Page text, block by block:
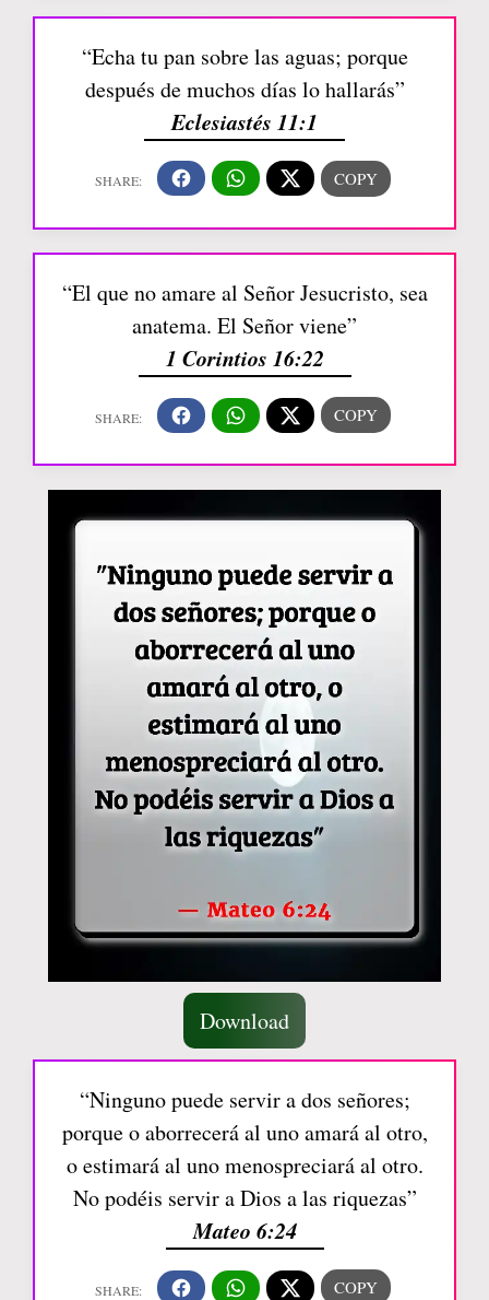
“Echa tu pan sobre las aguas; porque
después de muchos días lo hallarás”
Eclesiastés 11:1
“El que no amare al Señor Jesucristo, sea
anatema. El Señor viene”
1 Corintios 16:22
Download
“Ninguno puede servir a dos señores;
porque o aborrecerá al uno amará al otro,
o estimará al uno menospreciará al otro.
No podéis servir a Dios a las riquezas”
Mateo 6:24